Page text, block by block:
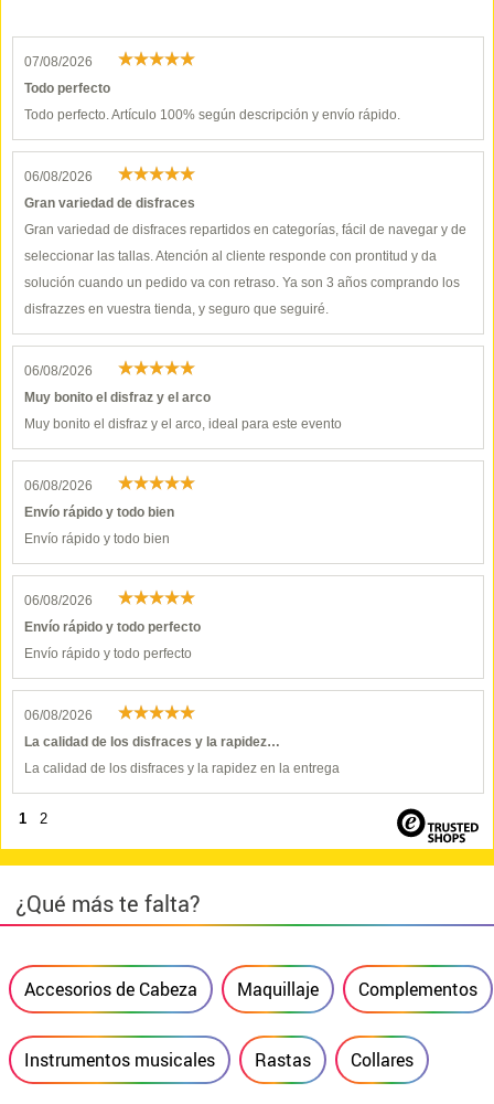
07/08/2026
Todo perfecto
Todo perfecto. Artículo 100% según descripción y envío rápido.
06/08/2026
Gran variedad de disfraces
Gran variedad de disfraces repartidos en categorías, fácil de navegar y de
seleccionar las tallas. Atención al cliente responde con prontitud y da
solución cuando un pedido va con retraso. Ya son 3 años comprando los
disfrazzes en vuestra tienda, y seguro que seguiré.
06/08/2026
Muy bonito el disfraz y el arco
Muy bonito el disfraz y el arco, ideal para este evento
06/08/2026
Envío rápido y todo bien
Envío rápido y todo bien
06/08/2026
Envío rápido y todo perfecto
Envío rápido y todo perfecto
06/08/2026
La calidad de los disfraces y la rapidez…
La calidad de los disfraces y la rapidez en la entrega
1 2
¿Qué más te falta?
Accesorios de Cabeza Maquillaje Complementos
Instrumentos musicales Rastas Collares